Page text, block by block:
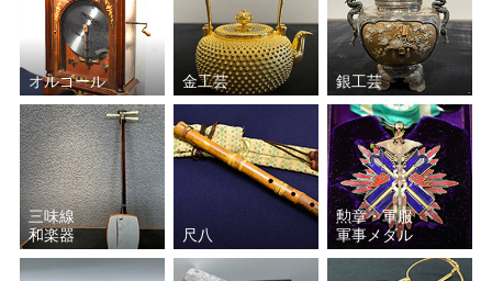
オルゴール 金工芸 銀工芸
三味線
和楽器
尺八
勲章・軍服
軍事メダル